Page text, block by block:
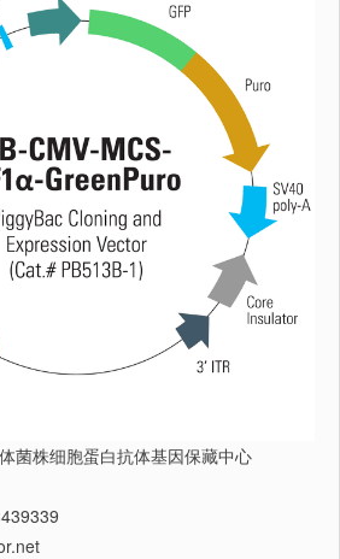
菌株细胞蛋白抗体基因保藏中心